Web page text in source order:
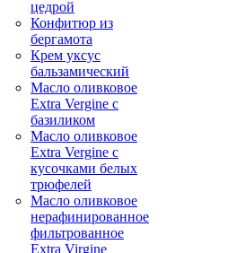
цедрой
Конфитюр из
бергамота
Крем уксус
бальзамический
Масло оливковое
Extra Vergine с
базиликом
Масло оливковое
Extra Vergine с
кусочками белых
трюфелей
Масло оливковое
нерафинированное
фильтрованное
Extra Virgine